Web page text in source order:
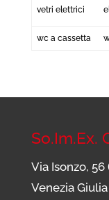
vetri elettrici
wc a cassetta
So.Im.Ex.
Via Isonzo, 56
Venezia Giulia